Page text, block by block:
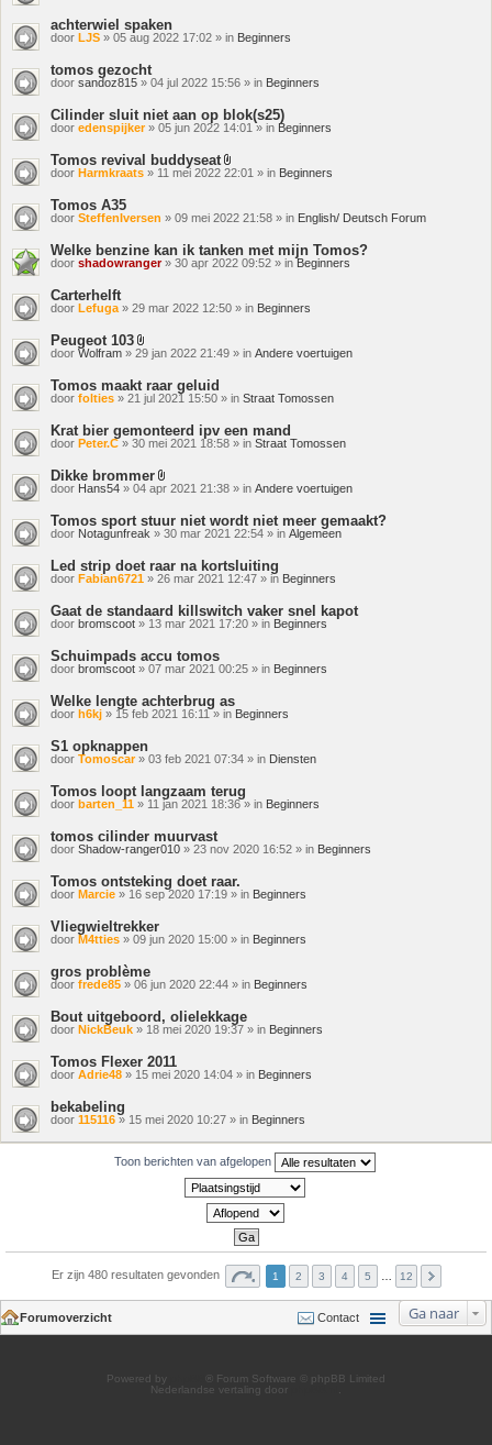
achterwiel spaken
door LJS » 05 aug 2022 17:02 » in Beginners
tomos gezocht
door sandoz815 » 04 jul 2022 15:56 » in Beginners
Cilinder sluit niet aan op blok(s25)
door edenspijker» 05 jun 2022 14:01 » in Beginners
Tomos revival buddyseat
Bijlage(n)
door Harmkraats » 11 mei 2022 22:01 » in Beginners
Tomos A35
door SteffenIversen » 09 mei 2022 21:58 » in English/ Deutsch Forum
Welke benzine kan ik tanken met mijn Tomos?
door shadowranger» 30 apr 2022 09:52 » inBeginners
Carterhelft
door Lefuga » 29 mar 2022 12:50 » in Beginners
Peugeot 103
Bijlage(n)
door Wolfram » 29 jan 2022 21:49 » in Andere voertuigen
Tomos maakt raar geluid
door folties » 21 jul 2021 15:50 » in Straat Tomossen
Krat bier gemonteerd ipv een mand
door Peter.C» 30 mei 2021 18:58 » in Straat Tomossen
Dikke brommer
Bijlage(n)
door Hans54 » 04 apr 2021 21:38 » in Andere voertuigen
Tomos sport stuur niet wordt niet meer gemaakt?
door Notagunfreak » 30 mar 2021 22:54 » in Algemeen
Led strip doet raar na kortsluiting
door Fabian6721 » 26 mar 2021 12:47 » in Beginners
Gaat de standaard killswitch vaker snel kapot
door bromscoot » 13 mar 2021 17:20 » in Beginners
Schuimpads accu tomos
door bromscoot » 07 mar 2021 00:25 » in Beginners
Welke lengte achterbrug as
door h6kj » 15 feb 2021 16:11 » in Beginners
S1 opknappen
door Tomoscar» 03 feb 2021 07:34 » in Diensten
Tomos loopt langzaam terug
door barten_11 » 11 jan 2021 18:36 » in Beginners
tomos cilinder muurvast
door Shadow-ranger010 » 23 nov 2020 16:52 » in Beginners
Tomos ontsteking doet raar.
door Marcie » 16 sep 2020 17:19 » in Beginners
Vliegwieltrekker
door M4tties » 09 jun 2020 15:00 » in Beginners
gros problème
door frede85 » 06 jun 2020 22:44 » in Beginners
Bout uitgeboord, olielekkage
door NickBeuk » 18 mei 2020 19:37 » in Beginners
Tomos Flexer 2011
door Adrie48 » 15 mei 2020 14:04 » in Beginners
bekabeling
door 115116» 15 mei 2020 10:27 » in Beginners
Toon berichten van afgelopen
Er zijn 480 resultaten gevonden 1 2 3 4 5 12
Ga naar
Forumoverzicht Contact
Powered by
® Forum Software © phpBB Limited
Nederlandse vertaling door